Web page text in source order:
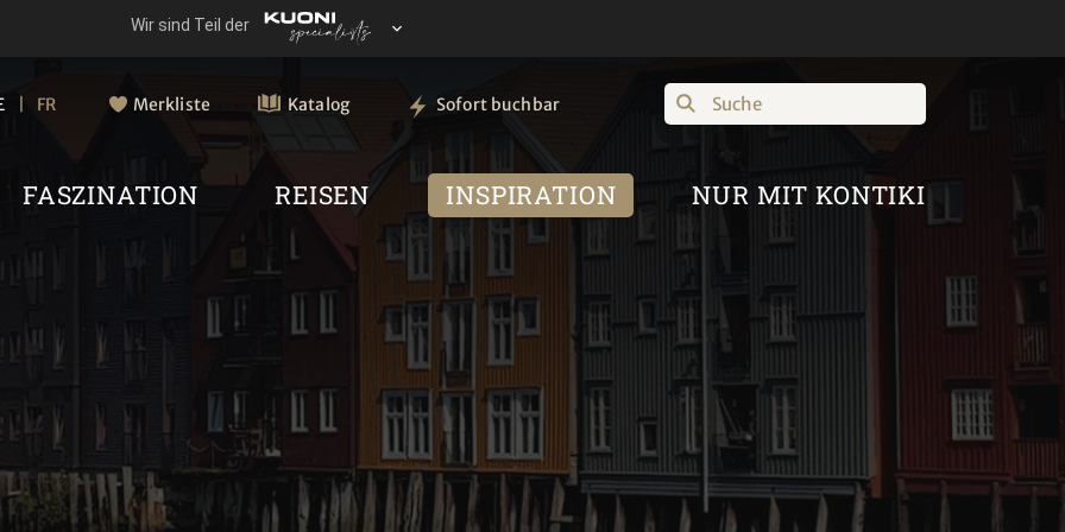
FR Merkliste Katalog Sofort buchbar Suche
FASZINATION REISEN INSPIRATION NUR MIT KONTIKI